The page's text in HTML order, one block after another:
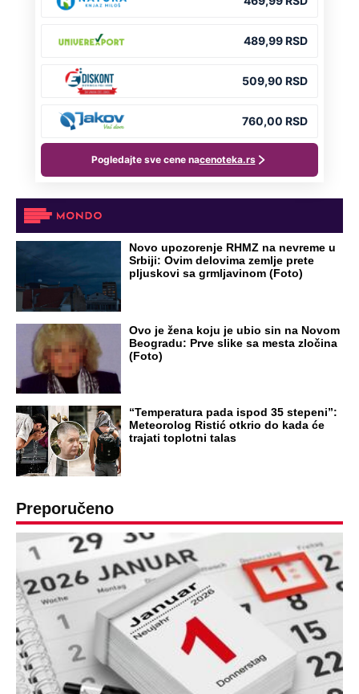
OD NAVODNOG HEROJA DO BRUTALNOG UBICE
GENERAL IVAN STRELJAO SRBE, A
HRVATI GA SLAVILI KAO HEROJA KNINA:
Par godina kasnije išao od kuće do kuće i
UBIJAO!
DRAMA ZBOG LJUBAVNE PRIČE
Zbog svadbe trudne Srpkinje i Albanca
proradio nacionalizam! Popljuvali ih samo
tako: "Ti si svoje srpsko izdala"